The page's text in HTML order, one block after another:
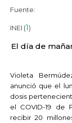
Fuente:
INEI (1)
El día de
Violeta
anunció que el
dosis
el COVID-19 de
recibir 20